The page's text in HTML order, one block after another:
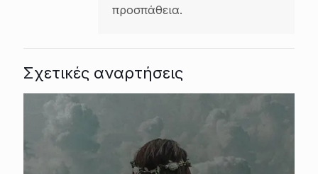
προσπάθεια.
Σχετικές αναρτήσεις